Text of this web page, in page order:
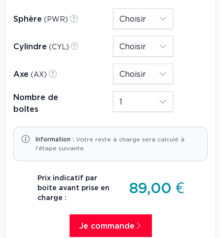
Sphère (PWR)
Cylindre (CYL)
Axe (AX)
Nombre de
boîtes
Information : Votre reste à charge sera calculé à
l'étape suivante.
Prix indicatif par
boite avant prise en
charge :
89,00 €
Je commande